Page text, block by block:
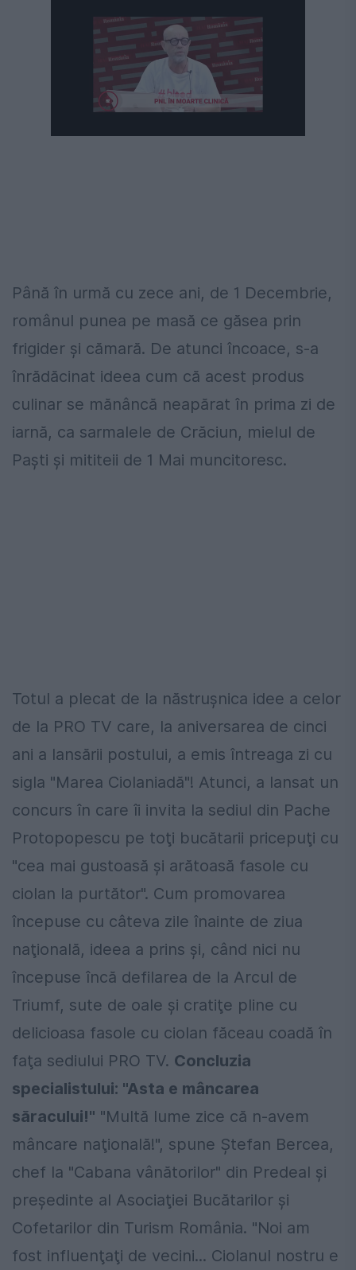
Până în urmă cu zece ani, de 1 Decembrie,
românul punea pe masă ce găsea prin
frigider şi cămară. De atunci încoace, s-a
înrădăcinat ideea cum că acest produs
culinar se mănâncă neapărat în prima zi de
iarnă, ca sarmalele de Crăciun, mielul de
Paşti şi mititeii de 1 Mai muncitoresc.
Totul a plecat de la năstruşnica idee a celor
de la PRO TV care, la aniversarea de cinci
ani a lansării postului, a emis întreaga zi cu
sigla "Marea Ciolaniadă"! Atunci, a lansat un
concurs în care îi invita la sediul din Pache
Protopopescu pe toţi bucătarii pricepuţi cu
"cea mai gustoasă şi arătoasă fasole cu
ciolan la purtător". Cum promovarea
începuse cu câteva zile înainte de ziua
naţională, ideea a prins şi, când nici nu
începuse încă defilarea de la Arcul de
Triumf, sute de oale şi cratiţe pline cu
delicioasa fasole cu ciolan făceau coadă în
faţa sediului PRO TV. Concluzia
specialistului: "Asta e mâncarea
săracului!" "Multă lume zice că n-avem
mâncare naţională!", spune Ştefan Bercea,
chef la "Cabana vânătorilor" din Predeal şi
preşedinte al Asociaţiei Bucătarilor şi
Cofetarilor din Turism România. "Noi am
fost influenţaţi de vecini... Ciolanul nostru e